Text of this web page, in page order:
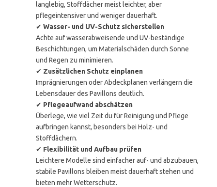
langlebig, Stoffdächer meist leichter, aber
pflegeintensiver und weniger dauerhaft.
✔ Wasser- und UV-Schutz sicherstellen
Achte auf wasserabweisende und UV-beständige
Beschichtungen, um Materialschäden durch Sonne
und Regen zu minimieren.
✔ Zusätzlichen Schutz einplanen
Imprägnierungen oder Abdeckplanen verlängern die
Lebensdauer des Pavillons deutlich.
✔ Pflegeaufwand abschätzen
Überlege, wie viel Zeit du für Reinigung und Pflege
aufbringen kannst, besonders bei Holz- und
Stoffdächern.
✔ Flexibilität und Aufbau prüfen
Leichtere Modelle sind einfacher auf- und abzubauen,
stabile Pavillons bleiben meist dauerhaft stehen und
bieten mehr Wetterschutz.